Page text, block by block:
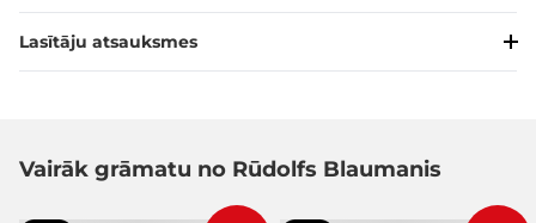
Lasītāju atsauksmes
Vairāk grāmatu no Rūdolfs Blaumanis